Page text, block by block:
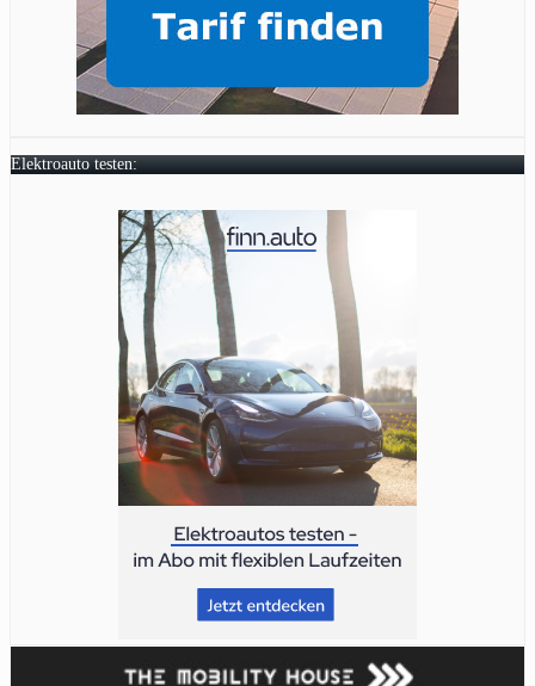
Elektroauto testen: